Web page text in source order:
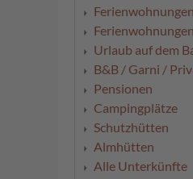
Ferienwohnungen
Urlaub auf dem
B&B / Garni /
Pensionen
Campingplätze
Schutzhütten
Almhütten
Alle Unterkünfte